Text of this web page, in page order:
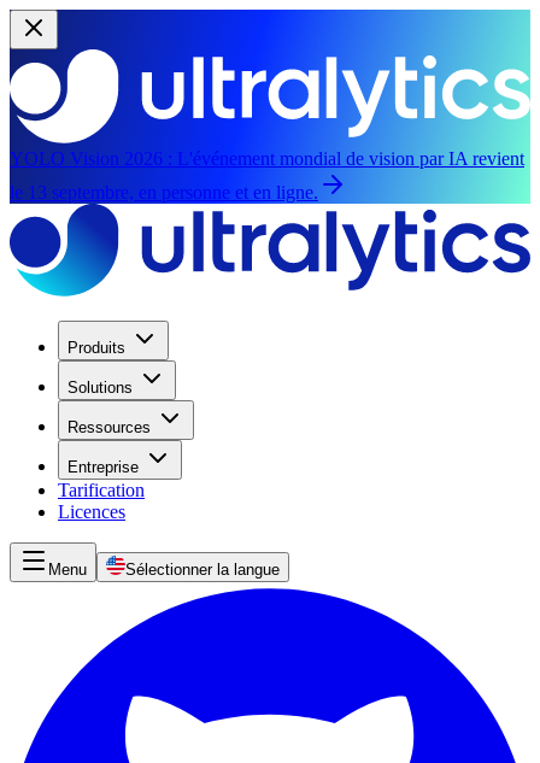
YOLO Vision 2026 : L'événement mondial de vision par IA revient
le 13 septembre, en personne et en ligne.
Produits
Solutions
Ressources
Entreprise
Tarification
Licences
Menu Sélectionner la langue